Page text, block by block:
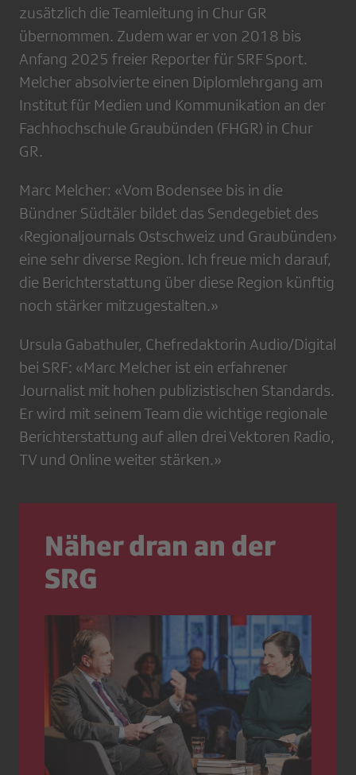
zusätzlich die Teamleitung in Chur GR
übernommen. Zudem war er von 2018 bis
Anfang 2025 freier Reporter für SRF Sport.
Melcher absolvierte einen Diplomlehrgang am
Institut für Medien und Kommunikation an der
Fachhochschule Graubünden (FHGR) in Chur
GR.
Marc Melcher: «Vom Bodensee bis in die
Bündner Südtäler bildet das Sendegebiet des
‹Regionaljournals Ostschweiz und Graubünden›
eine sehr diverse Region. Ich freue mich darauf,
die Berichterstattung über diese Region künftig
noch stärker mitzugestalten.»
Ursula Gabathuler, Chefredaktorin Audio/Digital
bei SRF: «Marc Melcher ist ein erfahrener
Journalist mit hohen publizistischen Standards.
Er wird mit seinem Team die wichtige regionale
Berichterstattung auf allen drei Vektoren Radio,
TV und Online weiter stärken.»
Näher dran an der
SRG